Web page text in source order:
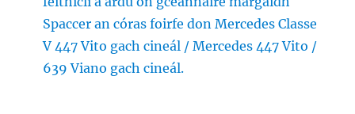
Spaccer an córas foirfe don Mercedes Classe
V 447 Vito gach cineál / Mercedes 447 Vito /
639 Viano gach cineál.